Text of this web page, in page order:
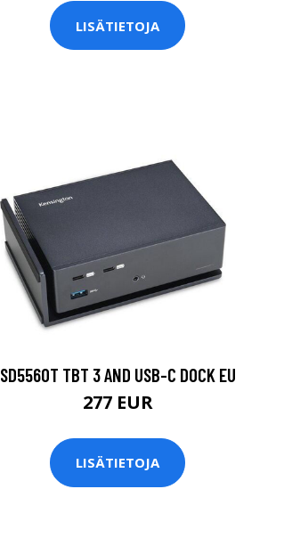
LISÄTIETOJA
SD5560T TBT 3 AND USB-C DOCK EU
277 EUR
LISÄTIETOJA